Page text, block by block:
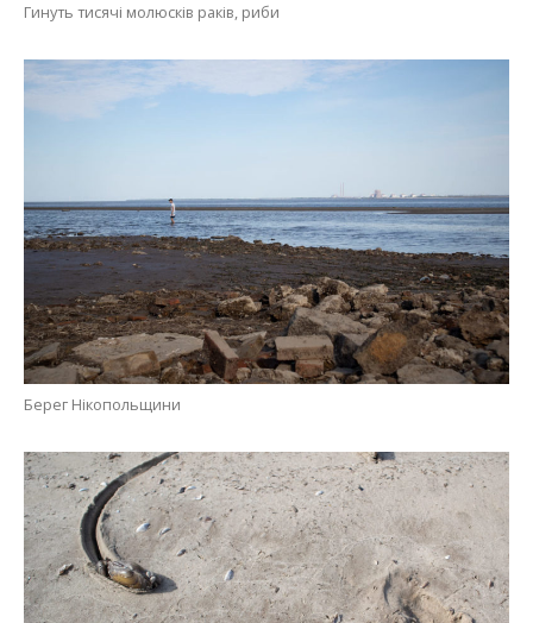
Гинуть тисячі молюсків раків, риби
Берег Нікопольщини